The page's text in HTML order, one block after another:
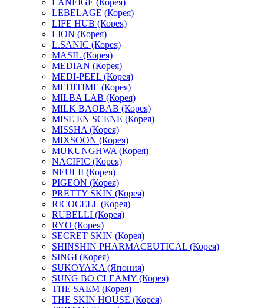
LANEIGE (Корея)
LEBELAGE (Корея)
LIFE HUB (Корея)
LION (Корея)
L.SANIC (Корея)
MASIL (Корея)
MEDIAN (Корея)
MEDI-PEEL (Корея)
MEDITIME (Корея)
MILBA LAB (Корея)
MILK BAOBAB (Корея)
MISE EN SCENE (Корея)
MISSHA (Корея)
MIXSOON (Корея)
MUKUNGHWA (Корея)
NACIFIC (Корея)
NEULII (Корея)
PIGEON (Корея)
PRETTY SKIN (Корея)
RICOCELL (Корея)
RUBELLI (Корея)
RYO (Корея)
SECRET SKIN (Корея)
SHINSHIN PHARMACEUTICAL (Корея)
SINGI (Корея)
SUKOYAKA (Япония)
SUNG BO CLEAMY (Корея)
THE SAEM (Корея)
THE SKIN HOUSE (Корея)